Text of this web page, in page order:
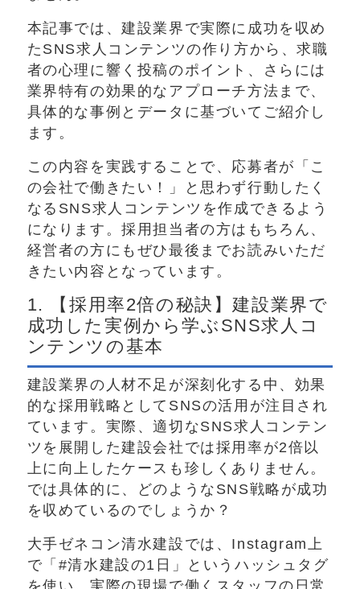
本記事では、建設業界で実際に成功を収め
たSNS求人コンテンツの作り方から、求職
者の心理に響く投稿のポイント、さらには
業界特有の効果的なアプローチ方法まで、
具体的な事例とデータに基づいてご紹介し
ます。
この内容を実践することで、応募者が「こ
の会社で働きたい！」と思わず行動したく
なるSNS求人コンテンツを作成できるよう
になります。採用担当者の方はもちろん、
経営者の方にもぜひ最後までお読みいただ
きたい内容となっています。
1. 【採用率2倍の秘訣】建設業界で
成功した実例から学ぶSNS求人コ
ンテンツの基本
建設業界の人材不足が深刻化する中、効果
的な採用戦略としてSNSの活用が注目され
ています。実際、適切なSNS求人コンテン
ツを展開した建設会社では採用率が2倍以
上に向上したケースも珍しくありません。
では具体的に、どのようなSNS戦略が成功
を収めているのでしょうか？
大手ゼネコン清水建設では、Instagram上
で「#清水建設の1日」というハッシュタグ
を使い、実際の現場で働くスタッフの日常